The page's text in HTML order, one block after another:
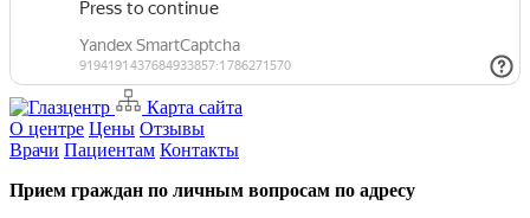
Карта сайта
О центре Цены Отзывы
Врачи Пациентам Контакты
Прием граждан по личным вопросам по адресу